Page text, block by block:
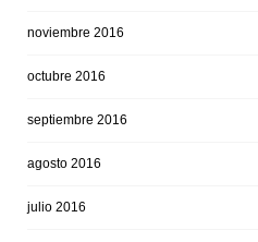
noviembre 2016
octubre 2016
septiembre 2016
agosto 2016
julio 2016